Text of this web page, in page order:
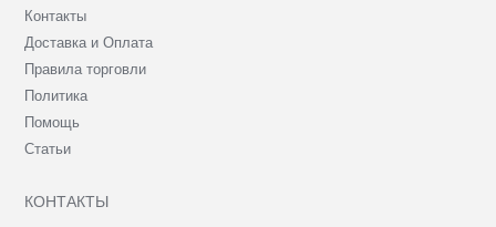
Контакты
Доставка и Оплата
Правила торговли
Политика
Помощь
Статьи
КОНТАКТЫ